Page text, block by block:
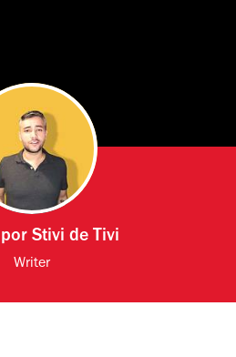
porStivi de Tivi
Writer